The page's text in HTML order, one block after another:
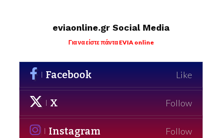
eviaonline.gr Social Media
Για να είστε πάντα EVIA online
Facebook Like
X Follow
Instagram Follow